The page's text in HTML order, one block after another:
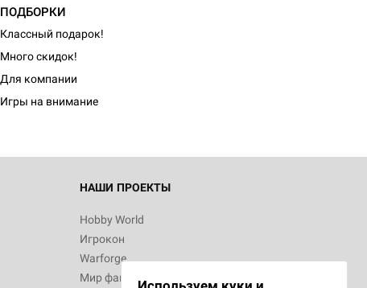
ПОДБОРКИ
Классный подарок!
Много скидок!
Для компании
Игры на внимание
НАШИ ПРОЕКТЫ
Hobby World
Игрокон
Warforge
Мир фантастики